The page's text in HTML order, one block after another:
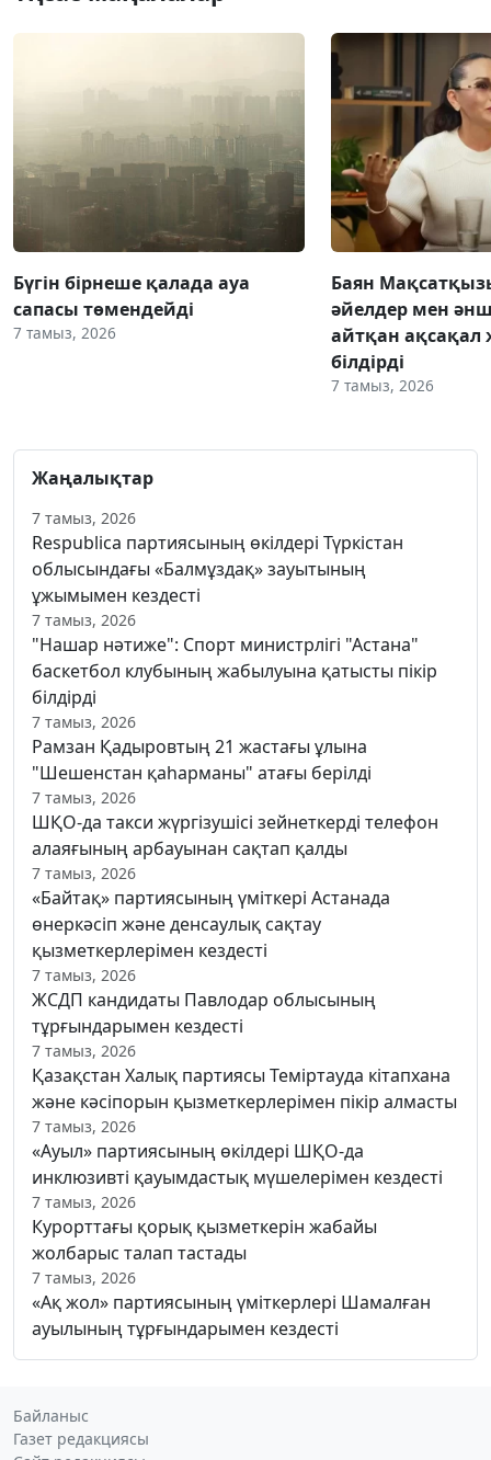
Бүгін бірнеше қалада ауа
сапасы төмендейді
7 тамыз, 2026
Баян
әйелдер мен
айтқан ақсақал
білдірді
7 тамыз, 2026
Жаңалықтар
7 тамыз, 2026
Respublica партиясының өкілдері Түркістан
облысындағы «Балмұздақ» зауытының
ұжымымен кездесті
7 тамыз, 2026
"Нашар нәтиже": Спорт министрлігі "Астана"
баскетбол клубының жабылуына қатысты пікір
білдірді
7 тамыз, 2026
Рамзан Қадыровтың 21 жастағы ұлына
"Шешенстан қаһарманы" атағы берілді
7 тамыз, 2026
ШҚО-да такси жүргізушісі зейнеткерді телефон
алаяғының арбауынан сақтап қалды
7 тамыз, 2026
«Байтақ» партиясының үміткері Астанада
өнеркәсіп және денсаулық сақтау
қызметкерлерімен кездесті
7 тамыз, 2026
ЖСДП кандидаты Павлодар облысының
тұрғындарымен кездесті
7 тамыз, 2026
Қазақстан Халық партиясы Теміртауда кітапхана
және кәсіпорын қызметкерлерімен пікір алмасты
7 тамыз, 2026
«Ауыл» партиясының өкілдері ШҚО-да
инклюзивті қауымдастық мүшелерімен кездесті
7 тамыз, 2026
Курорттағы қорық қызметкерін жабайы
жолбарыс талап тастады
7 тамыз, 2026
«Ақ жол» партиясының үміткерлері Шамалған
ауылының тұрғындарымен кездесті
Байланыс
Газет редакциясы